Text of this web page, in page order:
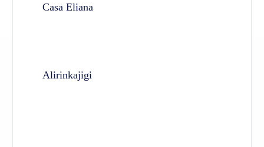
Casa Eliana
Alirinkajigi